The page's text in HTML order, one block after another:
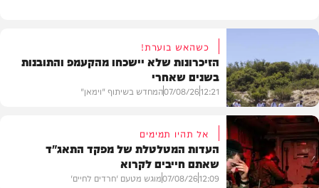
וידאו
כשהאש בוערת!
הזיכרונות שלא יישכחו מהקעמפ והתובנות
בשנים שאחרי
12:21
07/08/26המחדש בשיתוף "וימאן"
אל תהיו תמימים
העדות המטלטלת של מפקד התאג"ד
שאתם חייבים לקרוא
12:09
07/08/26מוגש מטעם 'חרדים לחיים'